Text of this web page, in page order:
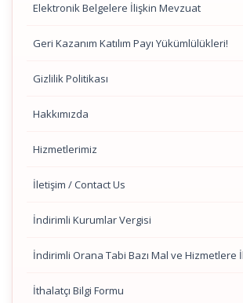
Elektronik Belgelere İlişkin Mevzuat
Geri Kazanım Katılım Payı Yükümlülükleri!
Gizlilik Politikası
Hakkımızda
Hizmetlerimiz
İletişim / Contact Us
İndirimli Kurumlar Vergisi
İndirimli Orana Tabi Bazı Mal ve Hizmetlere
İthalatçı Bilgi Formu